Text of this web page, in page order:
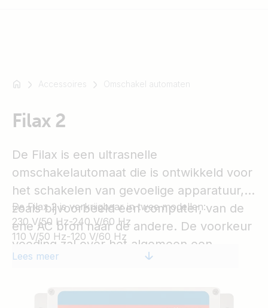
Bijvoorbeeld
Multiplus-
Orion
SmartShunt
Accessoires Omschakel automaten
Filax 2
De Filax is een ultrasnelle
omschakelautomaat die is ontwikkeld voor
het schakelen van gevoelige apparatuur,
zoals bijvoorbeeld een computer, van de
ene AC bron naar de andere. De voorkeur
voeding zal over het algemeen een
generator of walstroom zijn en de
Dankzij de zeer korte omschakeltijd (20
De Filax 2 is verkrijgbaar in twee modellen:
230 V/50 Hz-240 V/60 Hz
110 V/50 Hz-120 V/60 Hz
Lees meer